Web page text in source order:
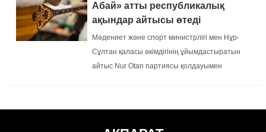
Абай» атты республикалық
ақындар айтысы өтеді
Мәдениет және спорт министрлігі мен Нұр-
Сұлтан қаласы әкімдігінің ұйымдастыратын
айтыс Nur Otan партиясы қолдауымен